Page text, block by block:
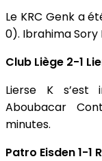
Le KRC Genk a
0). Ibrahima
Club Liège 2-1
Lierse K s’est
Aboubacar
minutes.
Patro Eisden 1-1